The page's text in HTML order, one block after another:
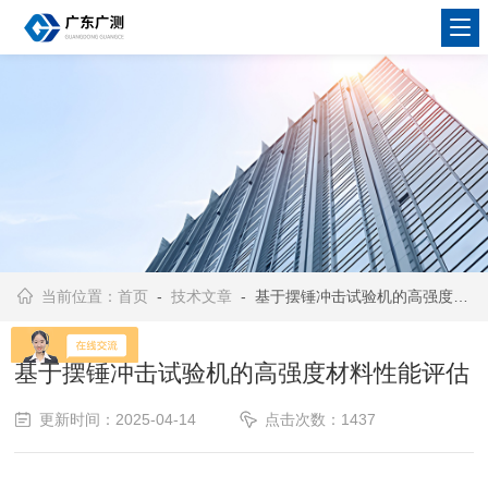
当前位置：首页 -技术文章 - 基于摆锤冲击试验机的高强度材料性能评估
基于摆锤冲击试验机的高强度材料性能评估
更新时间：2025-04-14 点击次数：1437